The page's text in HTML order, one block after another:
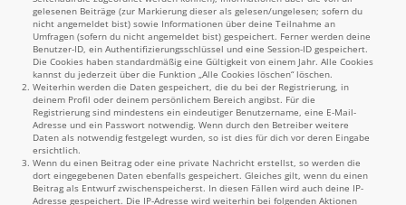
gelesenen Beiträge (zur Markierung dieser als gelesen/ungelesen; sofern du
nicht angemeldet bist) sowie Informationen über deine Teilnahme an
Umfragen (sofern du nicht angemeldet bist) gespeichert. Ferner werden deine
Benutzer-ID, ein Authentifizierungsschlüssel und eine Session-ID gespeichert.
Die Cookies haben standardmäßig eine Gültigkeit von einem Jahr. Alle Cookies
kannst du jederzeit über die Funktion „Alle Cookies löschen“ löschen.
Weiterhin werden die Daten gespeichert, die du bei der Registrierung, in
deinem Profil oder deinem persönlichem Bereich angibst. Für die
Registrierung sind mindestens ein eindeutiger Benutzername, eine E-Mail-
Adresse und ein Passwort notwendig. Wenn durch den Betreiber weitere
Daten als notwendig festgelegt wurden, so ist dies für dich vor deren Eingabe
ersichtlich.
Wenn du einen Beitrag oder eine private Nachricht erstellst, so werden die
dort eingegebenen Daten ebenfalls gespeichert. Gleiches gilt, wenn du einen
Beitrag als Entwurf zwischenspeicherst. In diesen Fällen wird auch deine IP-
Adresse gespeichert. Die IP-Adresse wird weiterhin bei folgenden Aktionen